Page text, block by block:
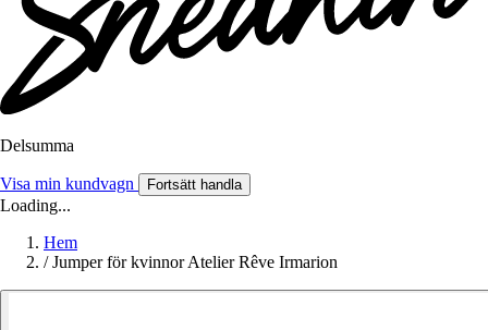
Delsumma
Visa min kundvagn Fortsätt handla
Loading...
Hem
/ Jumper för kvinnor Atelier Rêve Irmarion